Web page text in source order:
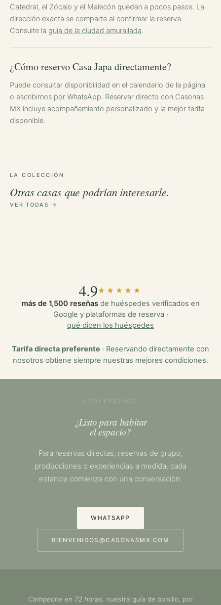
Catedral, el Zócalo y el Malecón quedan a pocos pasos. La
dirección exacta se comparte al confirmar la reserva.
Consulte la guía de la ciudad amurallada.
¿Cómo reservo Casa Japa directamente?
Puede consultar disponibilidad en el calendario de la página
o escribirnos por WhatsApp. Reservar directo con Casonas
MX incluye acompañamiento personalizado y la mejor tarifa
disponible.
LA COLECCIÓN
Otras casas que podrían interesarle.
VER TODAS →
La Casa Verde
LAS CASONAS
Casa Zotz
Casa Ex Templo
NARRATIV LOFTS
4.9★★★★★
más de 1,500 reseñasde huéspedes verificados en
Google y plataformas de reserva ·
qué dicen los huéspedes
Tarifa directa preferente · Reservando directamente con
nosotros obtiene siempre nuestras mejores condiciones.
CONVERSEMOS
¿Listo para habitar
el espacio?
Para reservas directas, reservas de grupo,
producciones o experiencias a medida, cada
estancia comienza con una conversación.
WHATSAPP
BIENVENIDOS@CASONASMX.COM
Campeche en 72 horas , nuestra guía de bolsillo, por